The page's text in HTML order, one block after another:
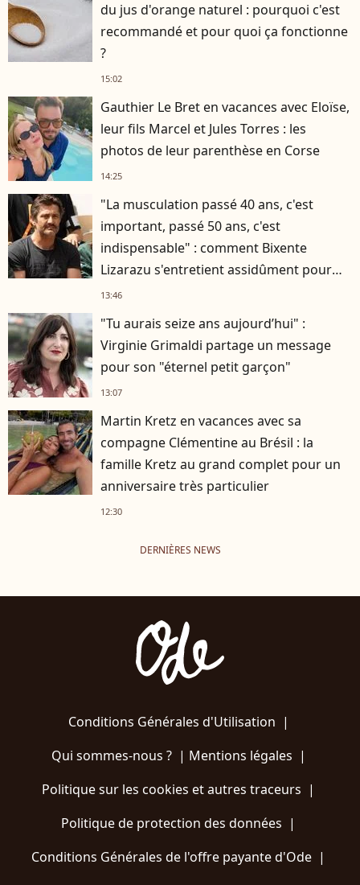
du jus d'orange naturel : pourquoi c'est
recommandé et pour quoi ça fonctionne
?
15:02
Gauthier Le Bret en vacances avec Eloïse,
leur fils Marcel et Jules Torres : les
photos de leur parenthèse en Corse
14:25
"La musculation passé 40 ans, c'est
important, passé 50 ans, c'est
indispensable" : comment Bixente
Lizarazu s'entretient assidûment pour
rester musclé à 56 ans ?
13:46
"Tu aurais seize ans aujourd’hui" :
Virginie Grimaldi partage un message
pour son "éternel petit garçon"
13:07
Martin Kretz en vacances avec sa
compagne Clémentine au Brésil : la
famille Kretz au grand complet pour un
anniversaire très particulier
12:30
DERNIÈRES NEWS
Conditions Générales d'Utilisation |
Qui sommes-nous ?| Mentions légales |
Politique sur les cookies et autres traceurs |
Politique de protection des données |
Conditions Générales de l'offre payante d'Ode |